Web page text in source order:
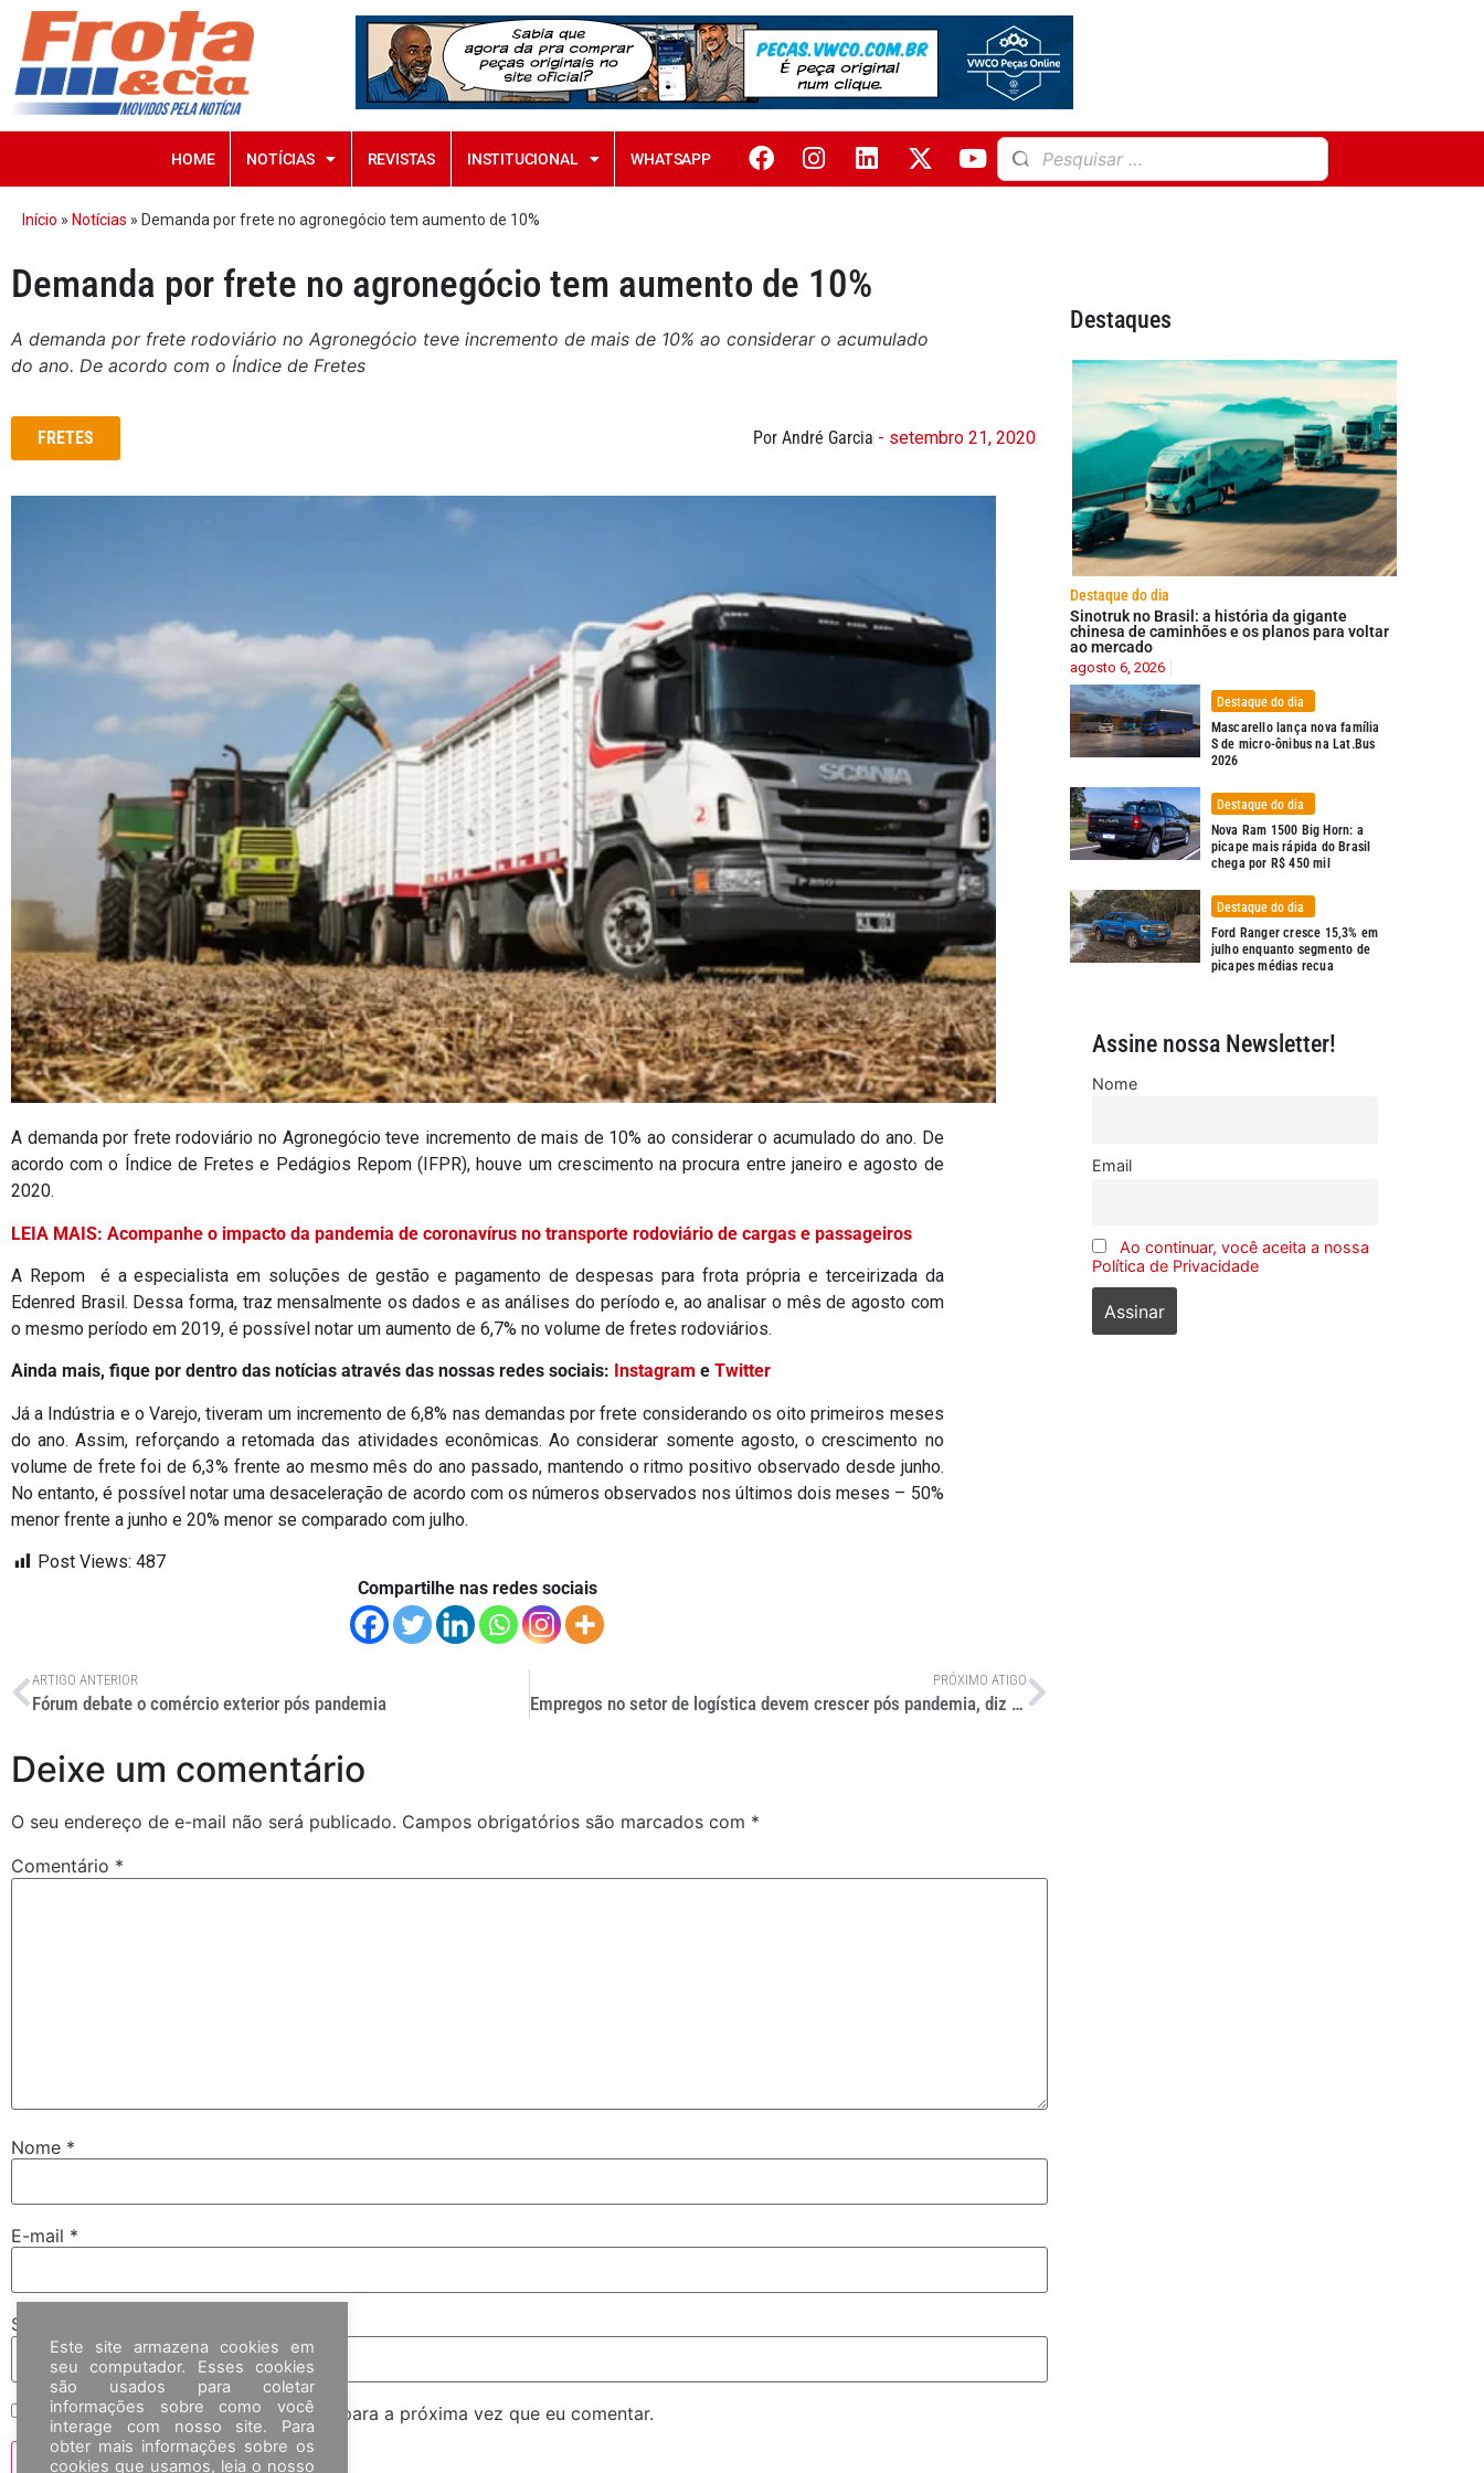
HOME NOTÍCIAS REVISTAS INSTITUCIONAL WHATSAPP
Início » Notícias » Demanda por frete no agronegócio tem aumento de 10%
Demanda por frete no agronegócio tem aumento de 10%
A demanda por frete rodoviário no Agronegócio teve incremento de mais de 10% ao considerar o acumulado
do ano. De acordo com o Índice de Fretes
FRETES Por André Garcia - setembro 21, 2020
A demanda por frete rodoviário no Agronegócio teve incremento de mais de 10% ao considerar o acumulado do ano. De
acordo com o Índice de Fretes e Pedágios Repom (IFPR), houve um crescimento na procura entre janeiro e agosto de
2020.
LEIA MAIS: Acompanhe o impacto da pandemia de coronavírus no transporte rodoviário de cargas e passageiros
A Repom é a especialista em soluções de gestão e pagamento de despesas para frota própria e terceirizada da
Edenred Brasil. Dessa forma, traz mensalmente os dados e as análises do período e, ao analisar o mês de agosto com
o mesmo período em 2019, é possível notar um aumento de 6,7% no volume de fretes rodoviários.
Ainda mais, fique por dentro das notícias através das nossas redes sociais: Instagram e Twitter
Já a Indústria e o Varejo, tiveram um incremento de 6,8% nas demandas por frete considerando os oito primeiros meses
do ano. Assim, reforçando a retomada das atividades econômicas. Ao considerar somente agosto, o crescimento no
volume de frete foi de 6,3% frente ao mesmo mês do ano passado, mantendo o ritmo positivo observado desde junho.
No entanto, é possível notar uma desaceleração de acordo com os números observados nos últimos dois meses – 50%
menor frente a junho e 20% menor se comparado com julho.
Post Views: 487
Compartilhe nas redes sociais
ARTIGO ANTERIOR
Fórum debate o comércio exterior pós pandemia
PRÓXIMO ATIGO
Empregos no setor de logística devem crescer pós pandemia, diz Senai
Deixe um comentário
O seu endereço de e-mail não será publicado. Campos obrigatórios são marcados com *
Comentário *
Nome *
E-mail *
Site
Salvar meus dados neste navegador para a próxima vez que eu comentar.
Destaques
Destaque do dia
Sinotruk no Brasil: a história da gigante
chinesa de caminhões e os planos para voltar
ao mercado
agosto 6, 2026
Destaque do dia
Mascarello lança nova família
S de micro-ônibus na Lat.Bus
2026
Destaque do dia
Nova Ram 1500 Big Horn: a
picape mais rápida do Brasil
chega por R$ 450 mil
Destaque do dia
Ford Ranger cresce 15,3% em
julho enquanto segmento de
picapes médias recua
Assine nossa Newsletter!
Nome
Email
Ao continuar, você aceita a nossa
Política de Privacidade
Este site armazena cookies em
seu computador. Esses cookies
são usados para coletar
informações sobre como você
interage com nosso site. Para
obter mais informações sobre os
cookies que usamos, leia o nosso